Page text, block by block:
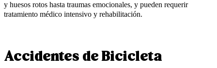
y huesos rotos hasta traumas emocionales, y pueden requerir
tratamiento médico intensivo y rehabilitación.
Accidentes de Bicicleta